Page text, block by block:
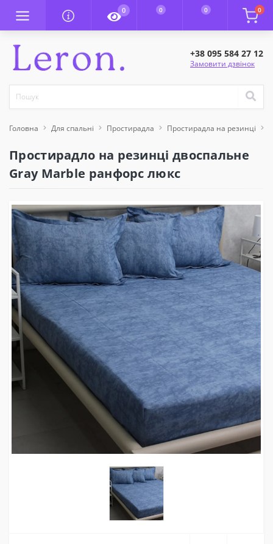
0 0 0 0
+38 095 584 27 12
Замовити дзвінок
Головна Для спальні Простирадла Простирадла на резинці
Простирадло на резинці двоспальне
Gray Marble ранфорс люкс